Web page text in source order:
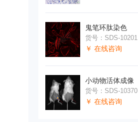
鬼笔环肽染色
货号：SDS-10201
￥ 在线咨询
小动物活体成像
货号：SDS-10370
￥ 在线咨询